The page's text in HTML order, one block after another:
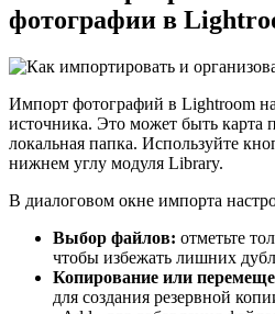
фотографии в
Импорт фотографий в Lightroom
источника. Это может быть карта
локальная папка. Используйте
нижнем углу модуля Library.
В диалоговом окне импорта
Выбор файлов: отметьте
чтобы избежать лишних
Копирование или
для создания резервной